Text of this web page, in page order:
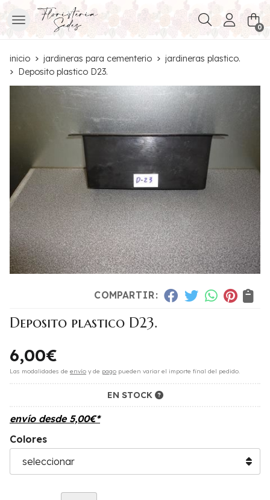
Buscar 0
inicio jardineras para cementerio
jardineras plastico.
Deposito plastico D23.
COMPARTIR:
Deposito plastico D23.
6,00€
Las modalidades de envío y de pago pueden variar el importe final del pedido.
EN STOCK
envío desde 5,00€*
Colores